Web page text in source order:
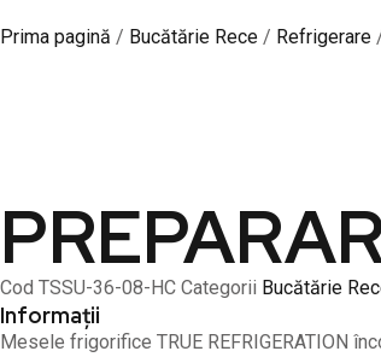
Prima pagină / Bucătărie Rece / Refrigerare
Cod TSSU-36-08-HC Categorii Bucătărie
Informații
Mesele frigorifice TRUE REFRIGERATION